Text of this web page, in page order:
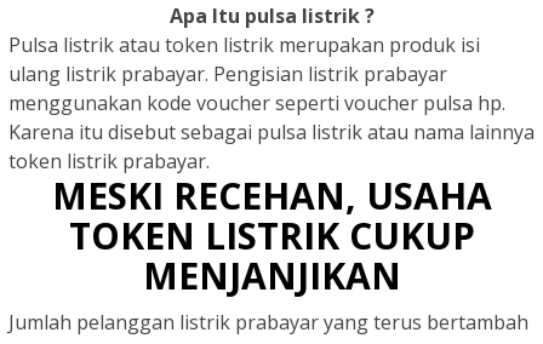
Apa Itu pulsa listrik ?
Pulsa listrik atau token listrik merupakan produk isi
ulang listrik prabayar. Pengisian listrik prabayar
menggunakan kode voucher seperti voucher pulsa hp.
Karena itu disebut sebagai pulsa listrik atau nama lainnya
token listrik prabayar.
MESKI RECEHAN, USAHA
TOKEN LISTRIK CUKUP
MENJANJIKAN
Jumlah pelanggan listrik prabayar yang terus bertambah